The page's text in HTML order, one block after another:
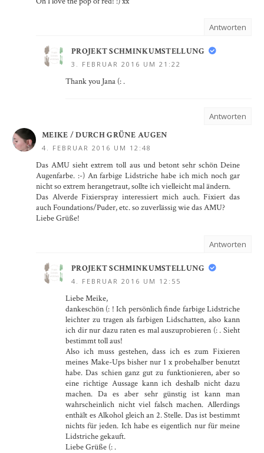
Antworten
PROJEKT SCHMINKUMSTELLUNG
3. FEBRUAR 2016 UM 21:22
Thank you Jana (: .
Antworten
MEIKE / DURCH GRÜNE AUGEN
4. FEBRUAR 2016 UM 12:48
Das AMU sieht extrem toll aus und betont sehr schön Deine
Augenfarbe. :-) An farbige Lidstriche habe ich mich noch gar
nicht so extrem herangetraut, sollte ich vielleicht mal ändern.
Das Alverde Fixierspray interessiert mich auch. Fixiert das
auch Foundations/Puder, etc. so zuverlässig wie das AMU?
Liebe Grüße!
Antworten
PROJEKT SCHMINKUMSTELLUNG
4. FEBRUAR 2016 UM 12:55
Liebe Meike,
dankeschön (: ! Ich persönlich finde farbige Lidstriche
leichter zu tragen als farbigen Lidschatten, also kann
ich dir nur dazu raten es mal auszuprobieren (: . Sieht
bestimmt toll aus!
Also ich muss gestehen, dass ich es zum Fixieren
meines Make-Ups bisher nur 1 x probehalber benutzt
habe. Das schien ganz gut zu funktionieren, aber so
eine richtige Aussage kann ich deshalb nicht dazu
machen. Da es aber sehr günstig ist kann man
wahrscheinlich nicht viel falsch machen. Allerdings
enthält es Alkohol gleich an 2. Stelle. Das ist bestimmt
nichts für jeden. Ich habe es eigentlich nur für meine
Lidstriche gekauft.
Liebe Grüße (: .